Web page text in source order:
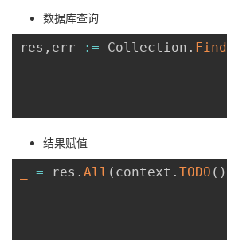
数据库查询
res , err := Collection . Find
结果赋值
= res . All ( context . TODO ( )